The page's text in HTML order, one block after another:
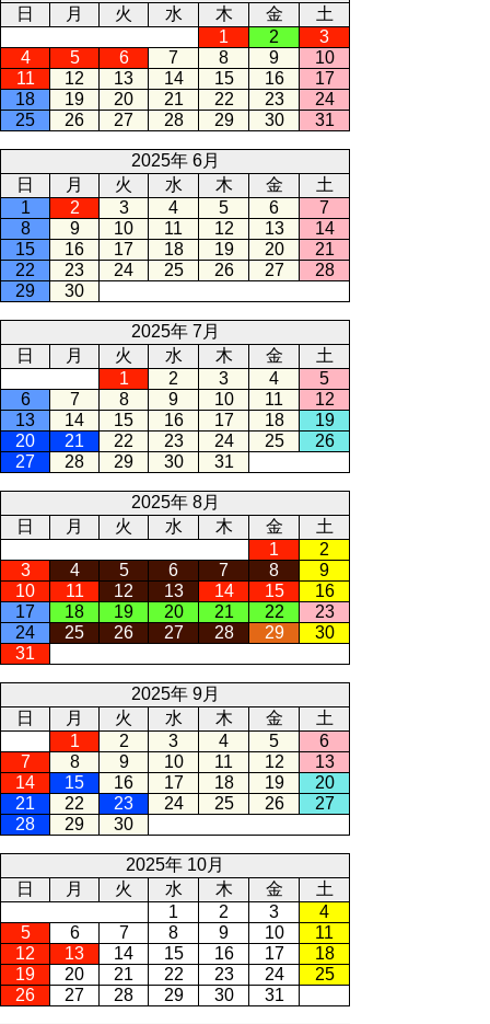
日
月 火 水 木 金
土
1
2
3
4
5 6 7 8 9
10
11
12 13 14 15 16
17
18
19 20 21 22 23
24
25
26 27 28 29 30 31
2025年 6月
日
月 火 水 木 金
土
1
2 3 4 5 6
7
8
9 10 11 12 13
14
15
16 17 18 19 20
21
22
23 24 25 26 27
28
29
30
2025年 7月
日
月 火 水 木 金
土
1
2 3 4
5
6
7 8 9 10 11
12
13
14 15 16 17 18
19
20
21 22 23 24 25
26
27
28 29 30 31
2025年 8月
日
月 火 水 木 金
土
1
2
3
4 5 6 7 8
9
10
11 12 13 14 15
16
17
18 19 20 21 22
23
24
25 26 27 28 29
30
31
2025年 9月
日
月 火 水 木 金
土
1
2 3 4 5
6
7
8 9 10 11 12
13
14
15 16 17 18 19
20
21
22 23 24 25 26
27
28
29 30
2025年 10月
日
月 火 水 木 金
土
1
2 3
4
5
6 7 8 9 10
11
12
13 14 15 16 17
18
19
20 21 22 23 24
25
26
27 28 29 30 31